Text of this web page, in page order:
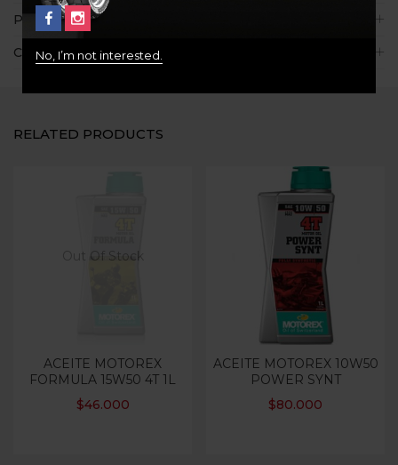
Políticas de la tienda
Consultas
RELATED PRODUCTS
Out Of Stock
ACEITE MOTOREX
FORMULA 15W50 4T 1L
$46.000
ACEITE MOTOREX 10W50
POWER SYNT
$80.000
No, I’m not interested.